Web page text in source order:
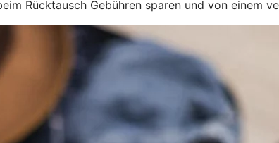
Rücktausch Gebühren sparen und von einem